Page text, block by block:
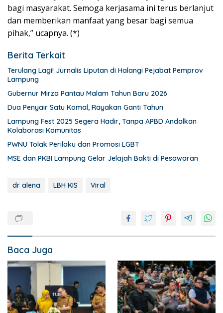
bagi masyarakat. Semoga kerjasama ini terus berlanjut
dan memberikan manfaat yang besar bagi semua
pihak,” ucapnya. (*)
Berita Terkait
Terulang Lagi! Jurnalis Liputan di Halangi Pejabat Pemprov
Lampung
Gubernur Mirza Pantau Malam Tahun Baru 2026
Dua Penyair Satu Komal, Rayakan Ganti Tahun
Lampung Fest 2025 Segera Hadir, Tanpa APBD Andalkan
Kolaborasi Komunitas
PWNU Tolak Perilaku dan Promosi LGBT
MSE dan PKBI Lampung Gelar Jelajah Bakti di Pesawaran
dr alena LBH KIS Viral
Baca Juga